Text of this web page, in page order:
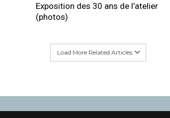
Exposition des 30 ans de l’atelier
(photos)
Load More Related Articles